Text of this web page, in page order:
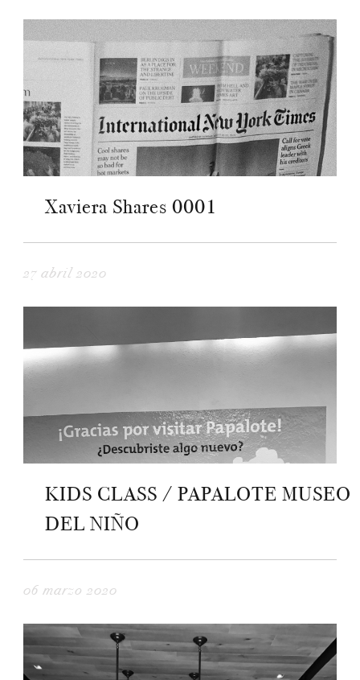
Xaviera Shares 0001
27 abril 2020
KIDS CLASS / PAPALOTE MUSEO
DEL NIÑO
06 marzo 2020